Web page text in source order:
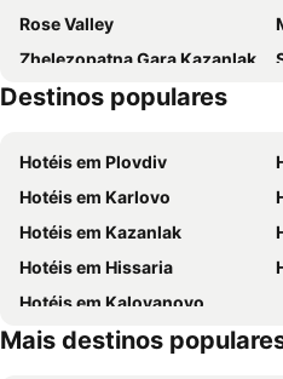
Rose Valley
Zhelezopatna Gara Kazanlak
Granny Martha Day
Vazrazhdane
Mitropolit Metodi Kusev
Destinos populares
Hotéis em Plovdiv
Hotéis em Karlovo
Hotéis em Kazanlak
Hotéis em Hissaria
Hotéis em Kaloyanovo
Mais destinos